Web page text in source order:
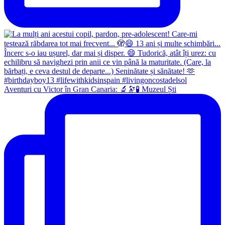
Aventuri cu Victor în Gran Canaria: 🔬🔭🧪 Muzeul Ști